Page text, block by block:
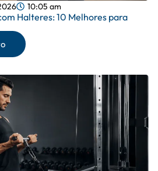
10:05 am
Halteres: 10 Melhores para